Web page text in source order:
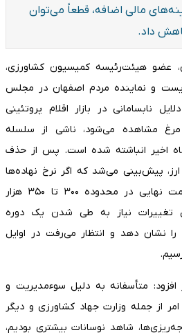
مالی اضافه، قطعاً می‌توان
عضو هیئت‌رئیسه کمیسیون کشاورزی،
و نماینده مردم اصفهان در مجلس
نابسامانی در بازار اقلام پروتئینی
مرغ مشاهده می‌شود، ناشی از سلسله
اخیر انباشته شده است. پس از حذف
پیش‌بینی می‌شد که اگر نرخ نهاده‌ها
با ارز آزاد محاسبه شود، قیمت نهایی در محدوده ۳۰۰ تا ۳۵۰ هزار
تغییرات نیاز به طی شدن یک دوره
نشان دهد و انتظار می‌رفت در اوایل
افزود: متأسفانه به دلیل سوءمدیریت و
از جمله وزارت جهاد کشاورزی و دیگر
شاهد نوسانات بیشتری بودیم،